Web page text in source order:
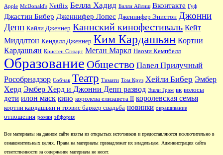
Apple McDonald's Netflix Белла Хадид Билли Айлиш Вконтакте Гуф
Джастин Бибер Дженнифер Лопес Дженнифер Энистон Джонни
Депп Кайли Дженнер Каннский кинофестиваль Кейт
Миддлтон Кендалл Дженнер Ким Кардашьян Кортни
Кардашьян Кристен Стюарт Меган Маркл Наоми Кемпбелл
Образование Общество Павел Прилучный
Рособрнадзор Собчак Театр Тимати Том Круз Хейли Бибер Эмбер
Херд Эмбер Херд и Джонни Депп развод Эшли Грэм вк волосы
дети илон маск кино королева елизавета II королевская семья
кортни кардашьян и трэвис баркер свадьба новинки окрашивание
отношения роман эйфория
Все материалы на данном сайте взяты из открытых источников и предоставляются исключительно в
ознакомительных целях. Права на материалы принадлежат их владельцам. Администрация сайта
ответственности за содержание материала не несет.